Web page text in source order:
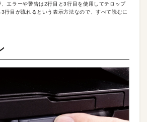
エラーや警告は2行目と3行目を使用してテロップ
行目が流れるという表示方法なので、すべて読むに